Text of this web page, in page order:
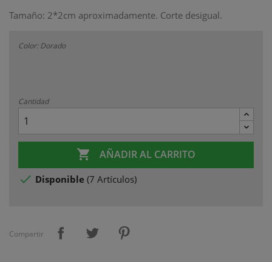
Tamaño: 2*2cm aproximadamente. Corte desigual.
Color: Dorado
Cantidad
 AÑADIR AL CARRITO
 Disponible (7 Artículos)
Compartir